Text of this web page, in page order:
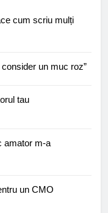
cum scriu mulți
un muc roz”
tau
amator m-a
un CMO